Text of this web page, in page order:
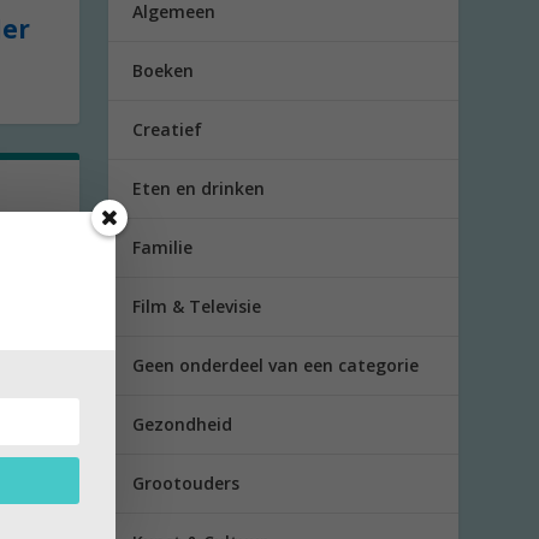
Algemeen
Boeken
Creatief
Eten en drinken
Familie
Film & Televisie
Geen onderdeel van een categorie
Gezondheid
Grootouders